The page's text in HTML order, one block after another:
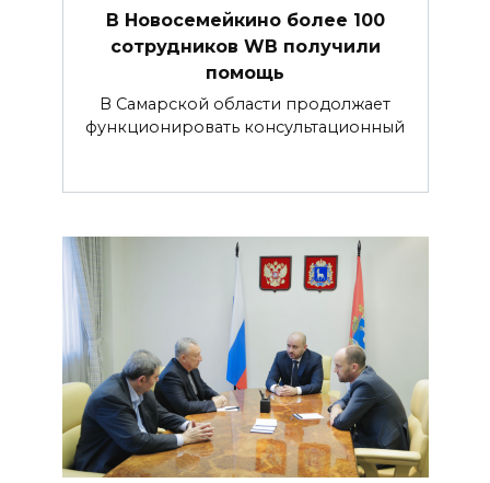
В Новосемейкино более 100
сотрудников WB получили
помощь
В Самарской области продолжает
функционировать консультационный